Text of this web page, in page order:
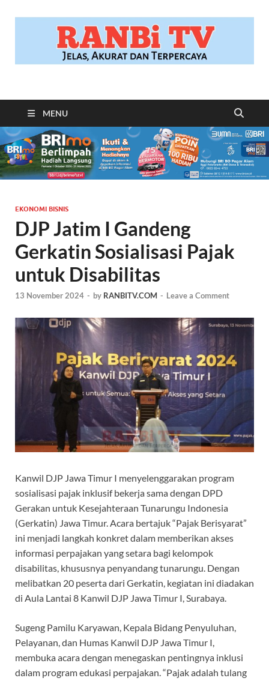
RANBITV.COM
MENU
EKONOMI BISNIS
DJP Jatim I Gandeng
Gerkatin Sosialisasi Pajak
untuk Disabilitas
13 November 2024 - by RANBITV.COM - Leave a Comment
Kanwil DJP Jawa Timur I menyelenggarakan program
sosialisasi pajak inklusif bekerja sama dengan DPD
Gerakan untuk Kesejahteraan Tunarungu Indonesia
(Gerkatin) Jawa Timur. Acara bertajuk “Pajak Berisyarat”
ini menjadi langkah konkret dalam memberikan akses
informasi perpajakan yang setara bagi kelompok
disabilitas, khususnya penyandang tunarungu. Dengan
melibatkan 20 peserta dari Gerkatin, kegiatan ini diadakan
di Aula Lantai 8 Kanwil DJP Jawa Timur I, Surabaya.
Sugeng Pamilu Karyawan, Kepala Bidang Penyuluhan,
Pelayanan, dan Humas Kanwil DJP Jawa Timur I,
membuka acara dengan menegaskan pentingnya inklusi
dalam program edukasi perpajakan. “Pajak adalah tulang